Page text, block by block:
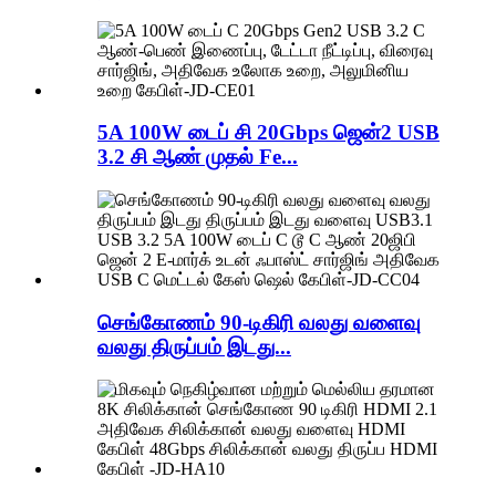
5A 100W டைப் சி 20Gbps ஜென்2 USB
3.2 சி ஆண் முதல் Fe...
செங்கோணம் 90-டிகிரி வலது வளைவு
வலது திருப்பம் இடது...